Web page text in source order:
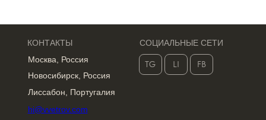
КОНТАКТЫ
Москва, Россия
Новосибирск, Россия
hi@vvetrov.com
Лиссабон, Португалия
СОЦИАЛЬНЫЕ СЕТИ
FB
LI
TG